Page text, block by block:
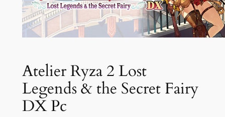
Atelier Ryza 2 Lost
Legends & the Secret Fairy
DX Pc